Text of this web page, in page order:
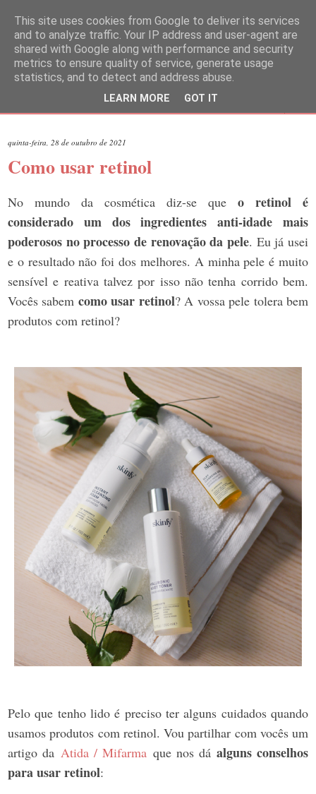
quinta-feira, 28 de outubro de 2021
Como usar retinol
No mundo da cosmética diz-se que o retinol é
considerado um dos ingredientes anti-idade mais
poderosos no processo de renovação da pele. Eu já usei
e o resultado não foi dos melhores. A minha pele é muito
sensível e reativa talvez por isso não tenha corrido bem.
Vocês sabem como usar retinol? A vossa pele tolera bem
produtos com retinol?
Pelo que tenho lido é preciso ter alguns cuidados quando
usamos produtos com retinol. Vou partilhar com vocês um
artigo da Atida / Mifarma que nos dá alguns conselhos
para usar retinol:
This site uses cookies from Google to deliver its services
and to analyze traffic. Your IP address and user-agent are
shared with Google along with performance and security
metrics to ensure quality of service, generate usage
statistics, and to detect and address abuse.
LEARN MORE GOT IT